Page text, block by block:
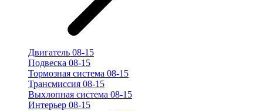
Двигатель 08-15
Подвеска 08-15
Тормозная система 08-15
Трансмиссия 08-15
Выхлопная система 08-15
Интерьер 08-15